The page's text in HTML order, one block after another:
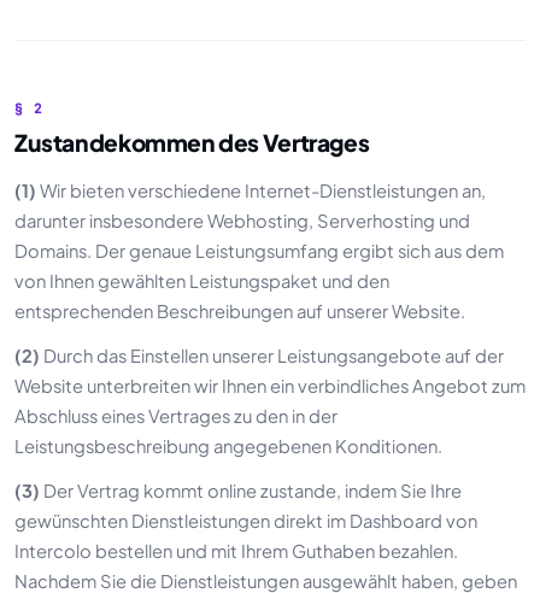
§ 2
Zustandekommen des Vertrages
(1) Wir bieten verschiedene Internet-Dienstleistungen an,
darunter insbesondere Webhosting, Serverhosting und
Domains. Der genaue Leistungsumfang ergibt sich aus dem
von Ihnen gewählten Leistungspaket und den
entsprechenden Beschreibungen auf unserer Website.
(2) Durch das Einstellen unserer Leistungsangebote auf der
Website unterbreiten wir Ihnen ein verbindliches Angebot zum
Abschluss eines Vertrages zu den in der
Leistungsbeschreibung angegebenen Konditionen.
(3) Der Vertrag kommt online zustande, indem Sie Ihre
gewünschten Dienstleistungen direkt im Dashboard von
Intercolo bestellen und mit Ihrem Guthaben bezahlen.
Nachdem Sie die Dienstleistungen ausgewählt haben, geben